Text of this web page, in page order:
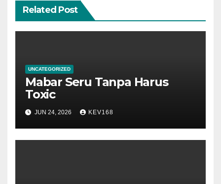
Related Post
UNCATEGORIZED
Mabar Seru Tanpa Harus
Toxic
JUN 24, 2026 KEV168